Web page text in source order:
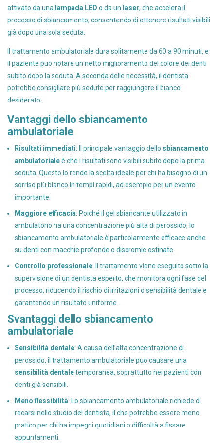
attivato da una lampada LED o da un laser, che accelera il
processo di sbiancamento, consentendo di ottenere risultati visibili
già dopo una sola seduta.
Il trattamento ambulatoriale dura solitamente da 60 a 90 minuti, e
il paziente può notare un netto miglioramento del colore dei denti
subito dopo la seduta. A seconda delle necessità, il dentista
potrebbe consigliare più sedute per raggiungere il bianco
desiderato.
Vantaggi dello sbiancamento
ambulatoriale
Risultati immediati: Il principale vantaggio dello sbiancamento
ambulatorialeè che i risultati sono visibili subito dopo la prima
seduta. Questo lo rende la scelta ideale per chi ha bisogno di un
sorriso più bianco in tempi rapidi, ad esempio per un evento
importante.
Maggiore efficacia: Poiché il gel sbiancante utilizzato in
ambulatorio ha una concentrazione più alta di perossido, lo
sbiancamento ambulatoriale è particolarmente efficace anche
su denti con macchie profonde o discromie ostinate.
Controllo professionale: Il trattamento viene eseguito sotto la
supervisione di un dentista esperto, che monitora ogni fase del
processo, riducendo il rischio di irritazioni o sensibilità dentale e
garantendo un risultato uniforme.
Svantaggi dello sbiancamento
ambulatoriale
Sensibilità dentale: A causa dell’alta concentrazione di
perossido, il trattamento ambulatoriale può causare una
sensibilità dentaletemporanea, soprattutto nei pazienti con
denti già sensibili.
Meno flessibilità: Lo sbiancamento ambulatoriale richiede di
recarsi nello studio del dentista, il che potrebbe essere meno
pratico per chi ha impegni quotidiani o difficoltà a fissare
appuntamenti.